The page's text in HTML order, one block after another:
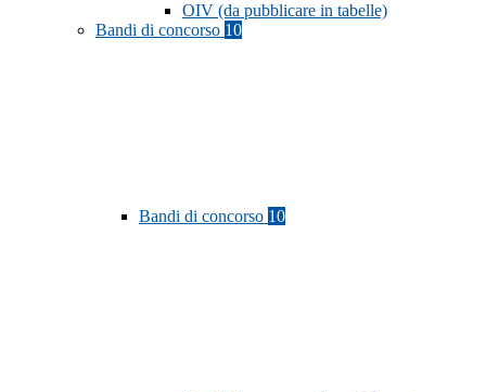
OIV (da pubblicare in tabelle)
Bandi di concorso 10
Bandi di concorso 10